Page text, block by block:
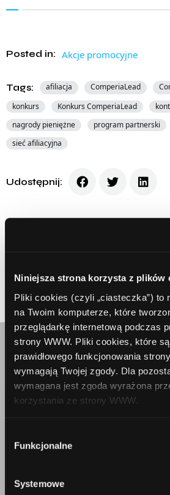
Niniejsza strona korzysta z plików
Pliki cookies (czyli „ciasteczka”) to
na Twoim komputerze, które
przeglądarkę internetową podczas
strony WWW. Pliki cookies, które
prawidłowego funkcjonowania
wymagają Twojej zgody. Dla
wymagana jest zgoda wyrażona
korzystania ze strony WWW.
formy korzystania z plików
zgody
Funkcjonalne
Systemowe
Posted in: Akcje promocyjne
Tags: afiliacja ComperiaLead
konkurs
Konkurs ComperiaLead
nagrody pieniężne
program partnerski
sieć afiliacyjna
Udostępnij:
Prev Article
Skontaktuj
Comperia.pl S.A.